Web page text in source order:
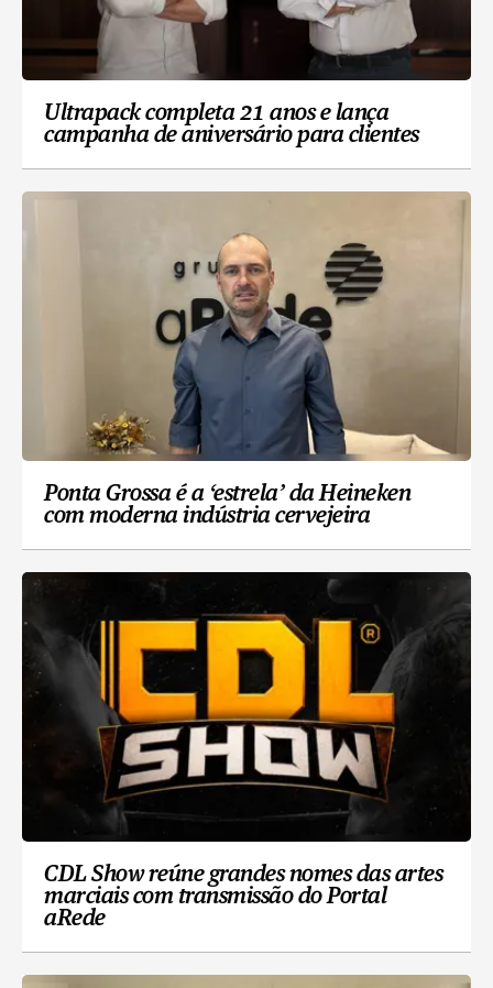
Ultrapack completa 21 anos e lança
campanha de aniversário para clientes
Ponta Grossa é a ‘estrela’ da Heineken
com moderna indústria cervejeira
CDL Show reúne grandes nomes das artes
marciais com transmissão do Portal
aRede